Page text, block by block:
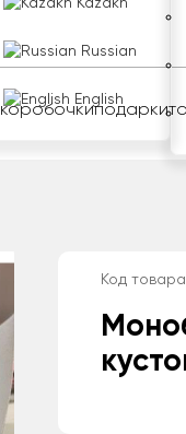
Kazakh
Russian
English
коробочкиподарки
Код